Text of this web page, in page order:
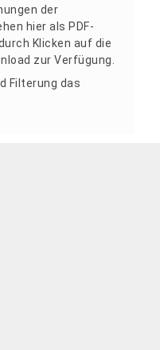
der
hier als PDF-
Klicken auf die
zur Verfügung.
Filterung das